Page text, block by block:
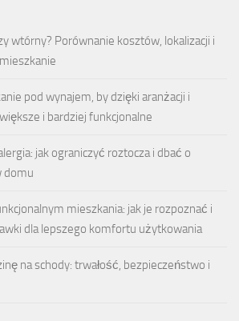
wtórny? Porównanie kosztów, lokalizacji i
pod wynajem, by dzięki aranżacji i
i bardziej funkcjonalne
jak ograniczyć roztocza i dbać o
domu
mieszkania: jak je rozpoznać i
dla lepszego komfortu użytkowania
na schody: trwałość, bezpieczeństwo i